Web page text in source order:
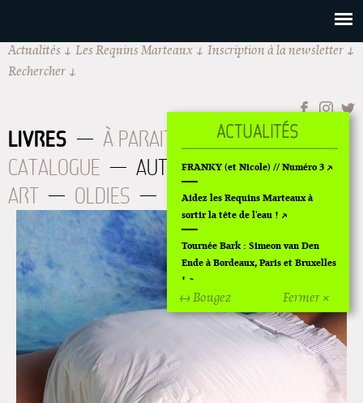
Actualités Les Requins Marteaux
Inscription à la newsletter
Rechercher
LIVRES
À PARAITRE
CATALOGUE
AUTEURS
BD CUL
ART
OLDIES ÉPUISÉS
Fermer ×
↔ Bougez
FRANKY (et Nicole) // Numéro 3
Aidez les Requins Marteaux à
sortir la tête de l'eau !
Tournée Bark : Simeon van Den
Ende à Bordeaux, Paris et Bruxelles
!
Off Of Off d'Angoulême 2024
Superette de noël à Pola
L'exposition de Fungirl à
Montpellier !